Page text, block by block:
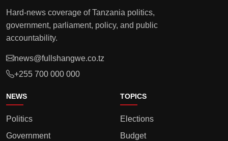
Hard-news coverage of Tanzania politics,
government, parliament, policy, and public
accountability.
news@fullshangwe.co.tz
+255 700 000 000
NEWS
Politics
Government
TOPICS
Elections
Budget